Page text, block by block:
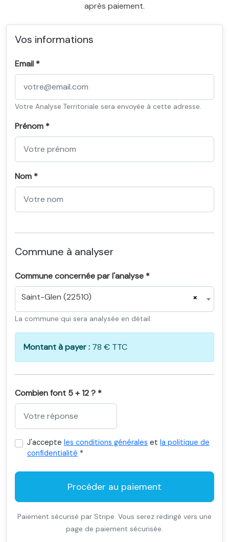
après paiement.
Vos informations
Email *
Votre Analyse Territoriale sera envoyée à cette adresse.
Prénom *
Nom *
Commune à analyser
Commune concernée par l'analyse *
×
Saint-Glen (22510)
La commune qui sera analysée en détail.
Montant à payer : 78 € TTC
Combien font 5 + 12 ? *
J'accepte les conditions générales et la politique de
confidentialité *
Procéder au paiement
Paiement sécurisé par Stripe. Vous serez redirigé vers une
page de paiement sécurisée.